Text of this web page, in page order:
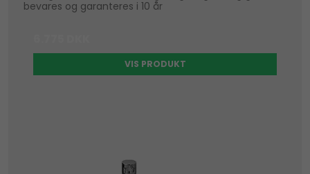
bevares og garanteres i 10 år
VIS PRODUKT